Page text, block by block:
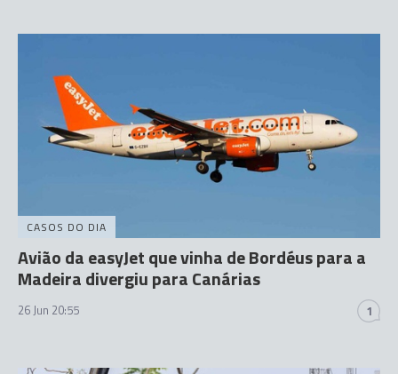
CASOS DO DIA
Avião da easyJet que vinha de Bordéus para a
Madeira divergiu para Canárias
26 Jun 20:55 1